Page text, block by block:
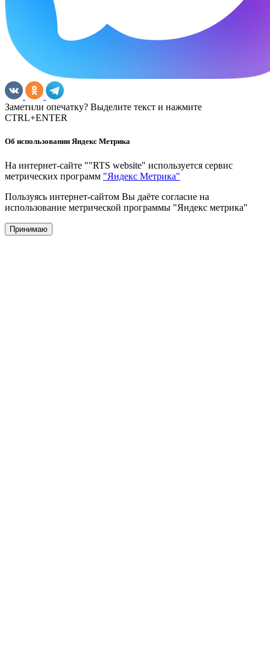
Заметили опечатку? Выделите текст и нажмите
CTRL+ENTER
Об использовании Яндекс Метрика
На интернет-сайте ""RTS website" используется сервис
метрических программ "Яндекс Метрика"
Пользуясь интернет-сайтом Вы даёте согласие на
использование метрической программы "Яндекс метрика"
Принимаю